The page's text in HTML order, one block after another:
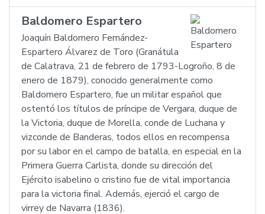
Baldomero Espartero
Joaquín Baldomero Fernández-
Espartero Álvarez de Toro (Granátula
de Calatrava, 21 de febrero de 1793-Logroño, 8 de
enero de 1879), conocido generalmente como
Baldomero Espartero, fue un militar español que
ostentó los títulos de príncipe de Vergara, duque de
la Victoria, duque de Morella, conde de Luchana y
vizconde de Banderas, todos ellos en recompensa
por su labor en el campo de batalla, en especial en la
Primera Guerra Carlista, donde su dirección del
Ejército isabelino o cristino fue de vital importancia
para la victoria final. Además, ejerció el cargo de
virrey de Navarra (1836).